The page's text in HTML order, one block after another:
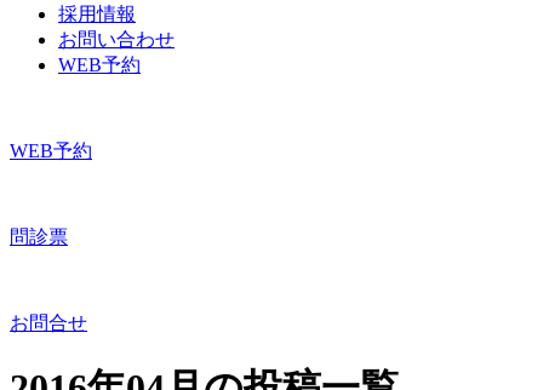
採用情報
お問い合わせ
WEB予約
WEB予約
問診票
お問合せ